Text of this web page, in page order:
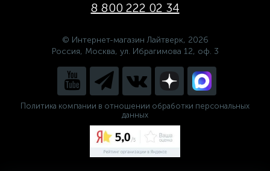
8 800 222 02 34
© Интернет-магазин Лайтверк, 2026
Россия, Москва, ул. Ибрагимова 12, оф. 3
Политика компании в отношении обработки персональных
данных